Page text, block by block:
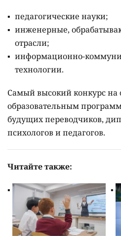
педагогические науки;
инженерные,
отрасли;
информационно-
технологии.
Самый высокий конкурс на
образовательным
будущих переводчиков,
психологов и педагогов.
Читайте также: